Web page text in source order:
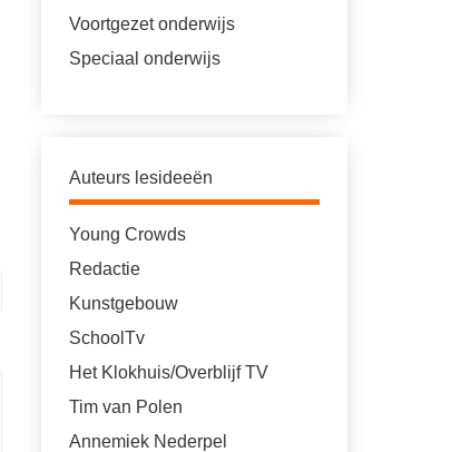
Voortgezet onderwijs
Speciaal onderwijs
Auteurs lesideeën
Young Crowds
Redactie
Kunstgebouw
SchoolTv
Het Klokhuis/Overblijf TV
Tim van Polen
Annemiek Nederpel